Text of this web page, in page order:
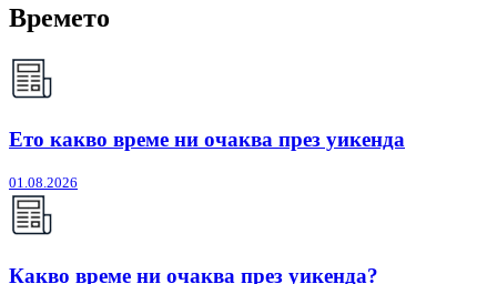
Времето
Ето какво време ни очаква през уикенда
01.08.2026
Какво време ни очаква през уикенда?